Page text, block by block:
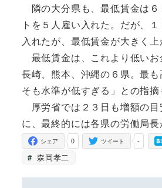
隣の大分県も、最低賃金は
トを５人雇い入れた。だが、
入れたが、最低賃金が大きく
最低賃金は、これより低いお
長崎、熊本、沖縄の６県。最
そも水準が低すぎる」との指摘
厚労省では２３日も増額の
に、最終的には各県の労働局
0
シェア -
ツイート
森岡孝二